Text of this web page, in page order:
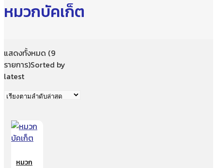
หมวกบัคเก็ต
แสดงทั้งหมด (9
รายการ)Sorted by
latest
หมวก